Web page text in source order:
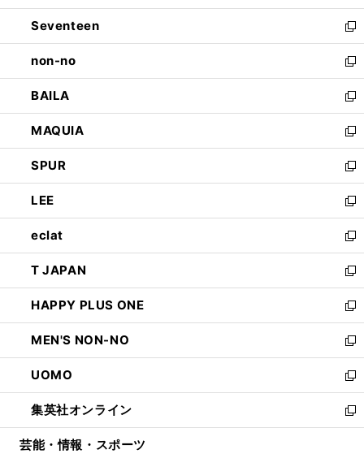
開
く
ウ
で
開
く
ン
ド
ウ
で
開
く
Seventeen
新
し
い
ウ
ィ
ン
ド
ウ
で
開
く
non-no
新
し
い
ウ
ィ
ン
ド
ウ
で
開
く
BAILA
新
し
い
ウ
ィ
ン
ド
ウ
で
開
く
MAQUIA
新
し
い
ウ
ィ
ン
ド
ウ
で
開
く
SPUR
新
し
い
ウ
ィ
ン
ド
ウ
で
開
く
LEE
新
し
い
ウ
ィ
ン
ド
ウ
で
開
く
eclat
新
し
い
ウ
ィ
ン
ド
ウ
で
開
く
T JAPAN
新
し
い
ウ
ィ
ン
ド
ウ
で
開
HAPPY PLUS ONE
新
し
い
ウ
ィ
ン
ド
ウ
MEN'S NON-NO
新
し
い
ウ
ィ
ン
UOMO
新
し
い
ウ
集英社オンライン
新
し
芸能・情報・スポーツ